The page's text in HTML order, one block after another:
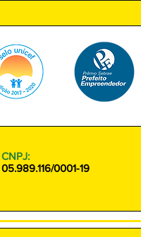
CNPJ:
05.989.116/0001-19